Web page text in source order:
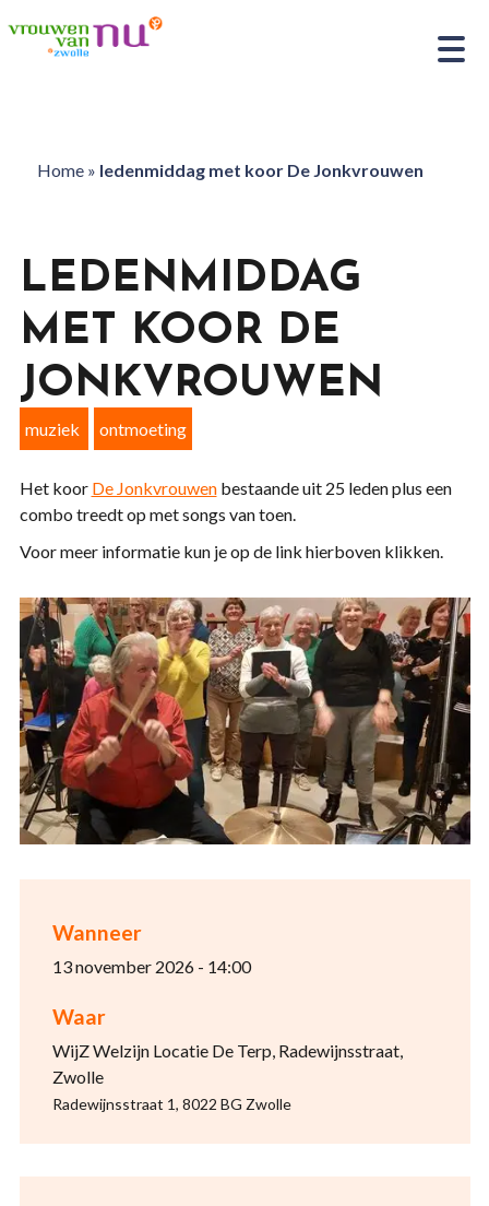
Home» ledenmiddag met koor De Jonkvrouwen
Wanneer
13 november 2026 - 14:00
Waar
WijZ Welzijn Locatie De Terp, Radewijnsstraat,
Zwolle
Radewijnsstraat 1, 8022 BG Zwolle
LEDENMIDDAG
MET KOOR DE
JONKVROUWEN
muziek ontmoeting
Het koor De Jonkvrouwenbestaande uit 25 leden plus een
combo treedt op met songs van toen.
Voor meer informatie kun je op de link hierboven klikken.